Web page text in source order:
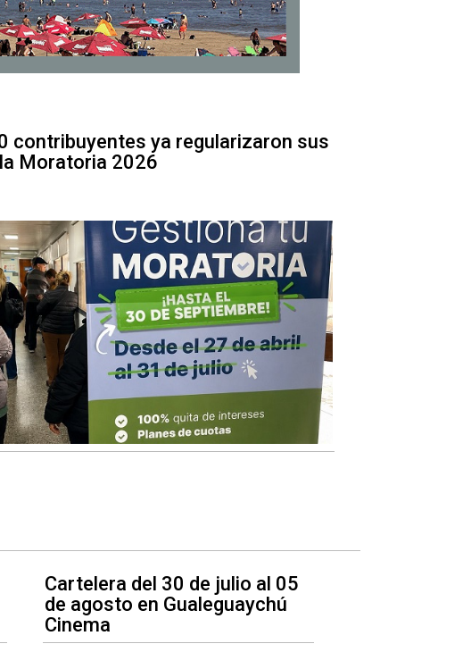
contribuyentes ya regularizaron sus
Moratoria 2026
Cartelera del 30 de julio al 05
de agosto en Gualeguaychú
Cinema